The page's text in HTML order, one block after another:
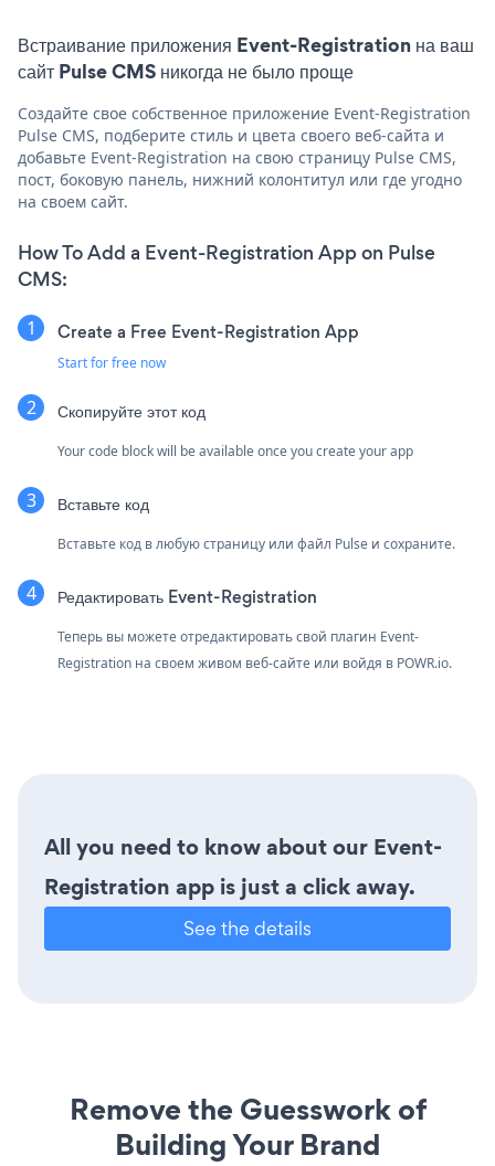
Встраивание приложения Event-Registration на ваш
сайт Pulse CMS никогда не было проще
Создайте свое собственное приложение Event-Registration
Pulse CMS, подберите стиль и цвета своего веб-сайта и
добавьте Event-Registration на свою страницу Pulse CMS,
пост, боковую панель, нижний колонтитул или где угодно
на своем сайт.
How To Add a Event-Registration App on Pulse
CMS:
Create a Free Event-Registration App
Start for free now
Скопируйте этот код
Your code block will be available once you create your app
Вставьте код
Вставьте код в любую страницу или файл Pulse и сохраните.
Редактировать Event-Registration
Теперь вы можете отредактировать свой плагин Event-
Registration на своем живом веб-сайте или войдя в POWR.io.
All you need to know about our Event-
Registration app is just a click away.
See the details
Remove the Guesswork of
Building Your Brand